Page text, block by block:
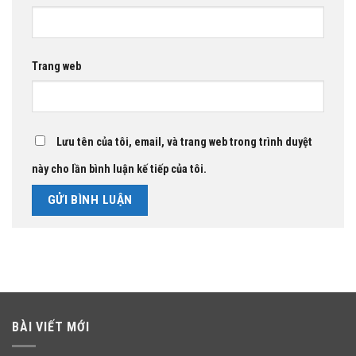
Trang web
Lưu tên của tôi, email, và trang web trong trình duyệt
này cho lần bình luận kế tiếp của tôi.
BÀI VIẾT MỚI